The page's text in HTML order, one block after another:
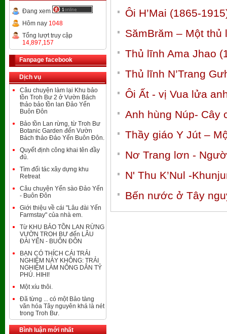
Đang xem
Hôm nay 1048
Tổng lượt truy cập
14,897,157
Fanpage facebook
Dịch vụ
Câu chuyện làm lại Khu bảo
tồn Troh Bư 2 ở Vườn Bách
thảo bảo tồn lan Đảo Yến
Buôn Đôn
Bảo tồn Lan rừng, từ Troh Bư
Botanic Garden đến Vườn
Bách thảo Đảo Yến Buôn Đôn.
Quyết định công khai tên đầy
đủ.
Tìm đối tác xây dựng khu
Retreat
Câu chuyện Yến sào Đảo Yến
- Buôn Đôn
Giới thiệu về cái "Lâu đài Yến
Farmstay" của nhà em.
Từ KHU BẢO TỒN LAN RỪNG
VƯỜN TROH BƯ đến LÂU
ĐÀI YẾN - BUÔN ĐÔN
BẠN CÓ THÍCH CÁI TRẢI
NGHIỆM NÀY KHÔNG: TRẢI
NGHIỆM LÀM NÔNG DÂN TỶ
PHÚ. HIHI!
Một xíu thôi.
Đã từng ... có một Bảo tàng
văn hóa Tây nguyên khá là nét
trong Troh Bư.
Bình luận mới nhất
Ôi H’Mai (1865-
SămBrăm – Một
Thủ lĩnh Ama Jhao
Thủ lĩnh N’Trang
Ôi Ất - vị Vua lửa
Anh hùng Núp- Cây
Thầy giáo Y Jút –
Nơ Trang lơn -
N' Thu K’Nul -
Bến nước ở Tây